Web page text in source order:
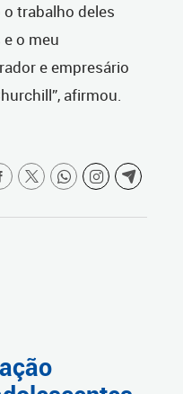
trabalho deles
o meu
e empresário
afirmou.